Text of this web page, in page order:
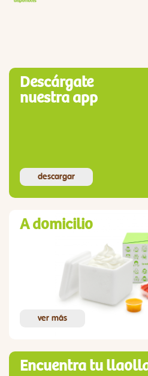
Descárgate
nuestra app
descargar
A domicilio
ver más
Encuentra tu